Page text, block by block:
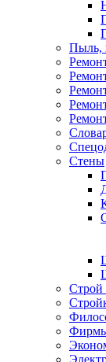
Пыль,
Стены
Строй
Фирмы